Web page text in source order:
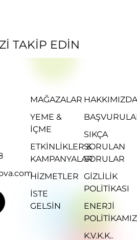
TAKİP EDİN
MAĞAZALAR
YEME &
İÇME
ETKINLIKLER &
KAMPANYALAR
HIZMETLER
İSTE
GELSIN
HAKKIMIZDA
SIKÇA
SORULAN
SORULAR
GIZLILIK
POLITIKASI
ENERJI
POLITIKAMIZ
K.V.K.K..